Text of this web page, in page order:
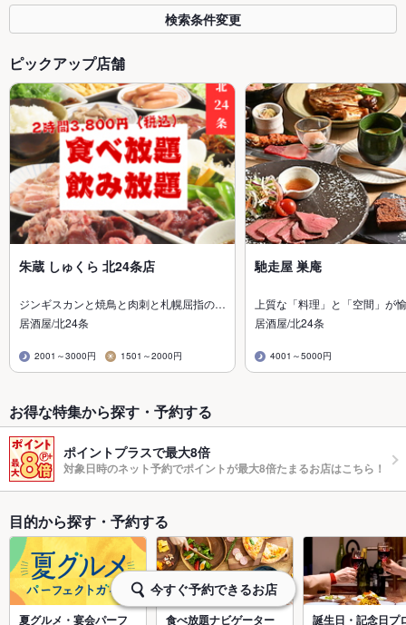
検索条件変更
ピックアップ店舗
朱蔵 しゅくら 北24条店
ジンギスカンと焼鳥と肉刺と札幌屈指の…
居酒屋/北24条
2001～3000円 1501～2000円
馳走屋 巣庵
上質な「料理」と「空間」が
居酒屋/北24条
4001～5000円
お得な特集から探す・予約する
ポイントプラスで最大8倍
対象日時のネット予約でポイントが最大8倍たまるお店はこちら！
目的から探す・予約する
夏グルメ・宴会パーフ 食べ放題ナビゲーター 誕生日・記念日プ
今すぐ予約できるお店